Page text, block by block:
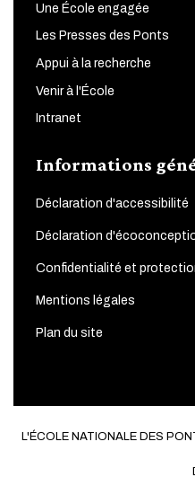
Une École engagée
Les Presses des Ponts
Appui à la recherche
Venir à l'École
Intranet
Informations
Déclaration d'accessibilité
Déclaration
Confidentialité et
Mentions légales
Plan du site
L'ÉCOLE NATIONALE DES